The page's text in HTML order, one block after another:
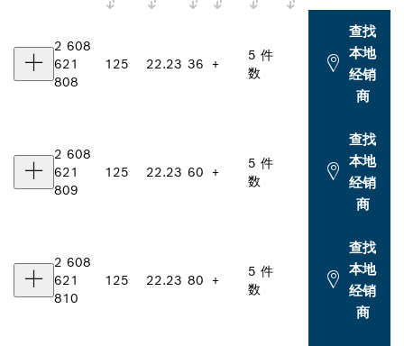
2 608
621
808
125 22.23 36 +
5 件
数
查找
本地
经销
商
2 608
621
809
125 22.23 60 +
5 件
数
查找
本地
经销
商
2 608
621
810
125 22.23 80 +
5 件
数
查找
本地
经销
商